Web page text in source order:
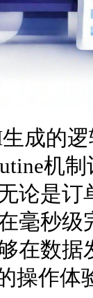
成的
机制
论是
毫秒
在数
操作体